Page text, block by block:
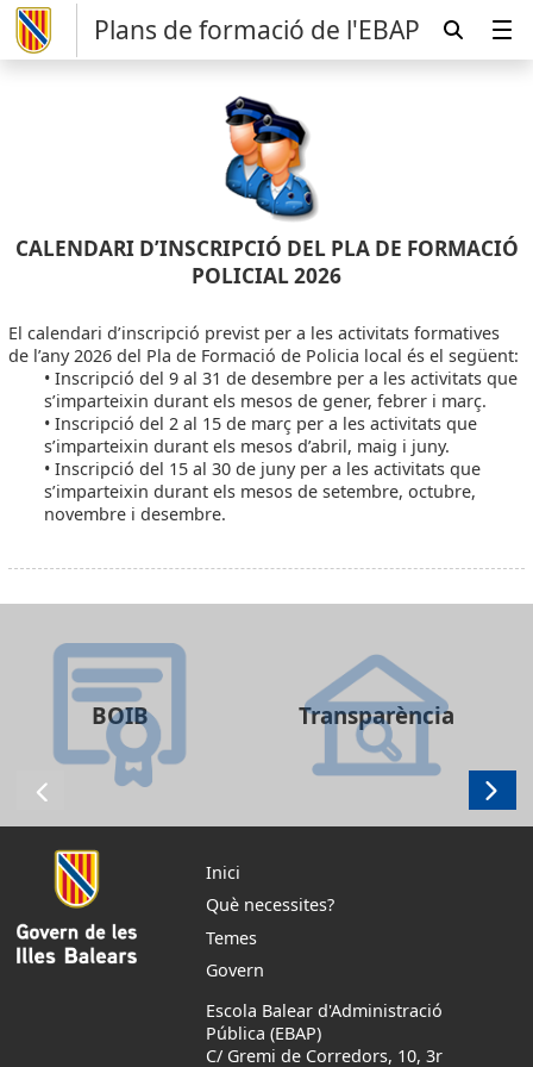
Plans de formació de l'EBAP
CALENDARI D’INSCRIPCIÓ DEL PLA DE FORMACIÓ
POLICIAL 2026
El calendari d’inscripció previst per a les activitats formatives
de l’any 2026 del Pla de Formació de Policia local és el següent:
• Inscripció del 9 al 31 de desembre per a les activitats que
s’imparteixin durant els mesos de gener, febrer i març.
• Inscripció del 2 al 15 de març per a les activitats que
s’imparteixin durant els mesos d’abril, maig i juny.
• Inscripció del 15 al 30 de juny per a les activitats que
s’imparteixin durant els mesos de setembre, octubre,
novembre i desembre.
BOIB Transparència
Inici
Què necessites?
Temes
Govern
Escola Balear d'Administració
Pública (EBAP)
C/ Gremi de Corredors, 10, 3r